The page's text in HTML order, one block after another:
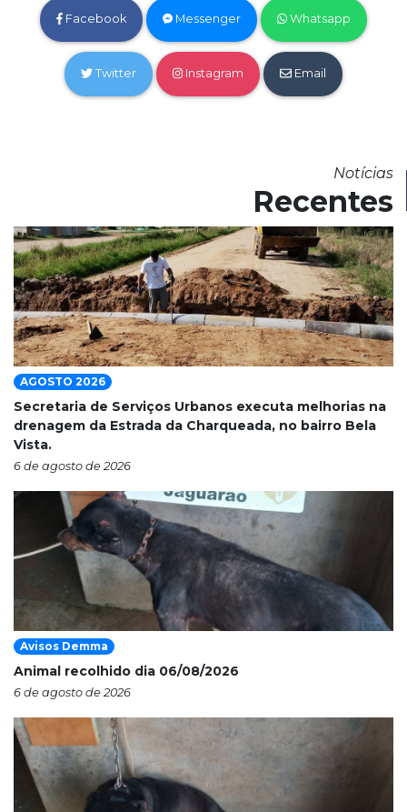
Facebook Messenger Whatsapp
Twitter Instagram Email
Notícias
Recentes
AGOSTO 2026
Secretaria de Serviços Urbanos executa melhorias na
drenagem da Estrada da Charqueada, no bairro Bela
Vista.
6 de agosto de 2026
Avisos Demma
Animal recolhido dia 06/08/2026
6 de agosto de 2026